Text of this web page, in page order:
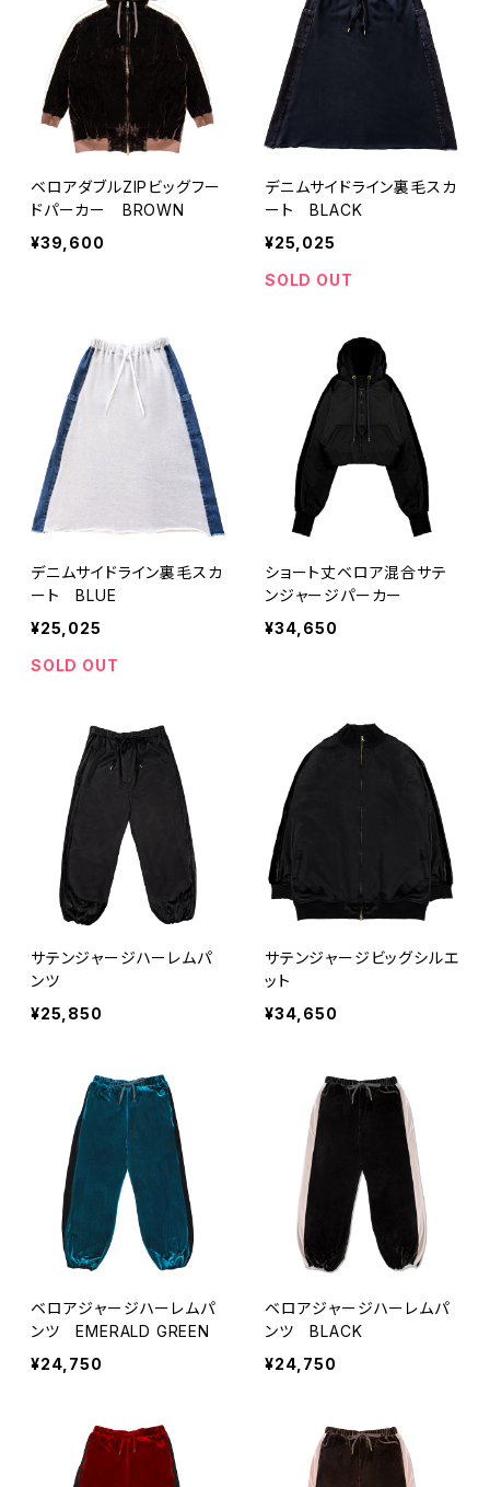
ベロアダブルZIPビッグフー
ドパーカー BROWN
¥39,600
デニムサイドライン裏毛スカ
ート BLACK
¥25,025
SOLD OUT
デニムサイドライン裏毛スカ
ート BLUE
¥25,025
SOLD OUT
ショート丈ベロア混合サテ
ンジャージパーカー
¥34,650
サテンジャージハーレムパ
ンツ
¥25,850
サテンジャージビッグシルエ
ット
¥34,650
ベロアジャージハーレムパ
ンツ EMERALD GREEN
¥24,750
ベロアジャージハーレムパ
ンツ BLACK
¥24,750